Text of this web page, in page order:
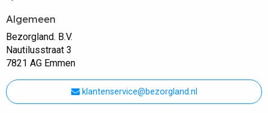
Algemeen
Bezorgland. B.V.
Nautilusstraat 3
7821 AG Emmen
klantenservice@bezorgland.nl